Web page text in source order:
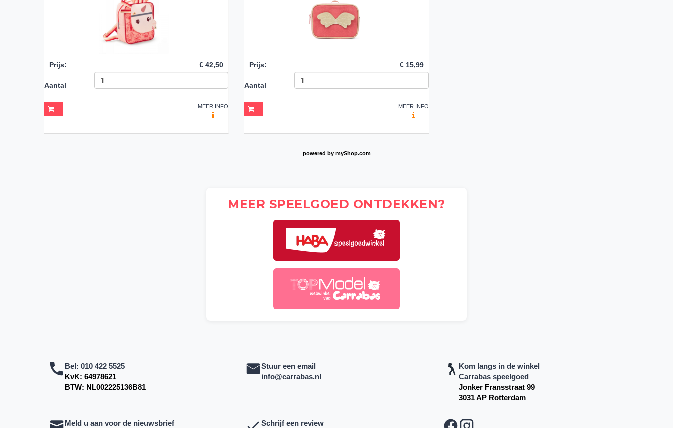
Prijs: € 42,50
Aantal
MEER INFO
Prijs: € 15,99
Aantal
MEER INFO
powered by myShop.com
MEER SPEELGOED ONTDEKKEN?
Bel: 010 422 5525
KvK: 64978621
BTW: NL002225136B81
Stuur een email
info@carrabas.nl
Kom langs in de winkel
Carrabas speelgoed
Jonker Fransstraat 99
3031 AP Rotterdam
Meld u aan voor de nieuwsbrief
Schrijf een review